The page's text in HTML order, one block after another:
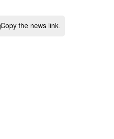
Copy the news link.